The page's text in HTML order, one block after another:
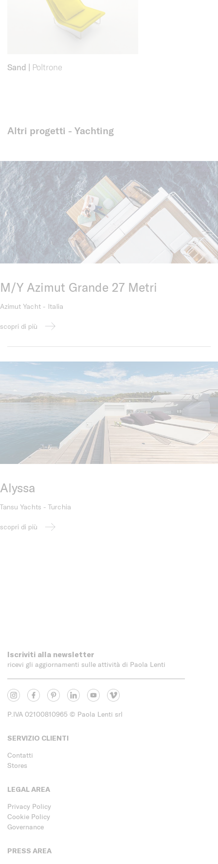
Sand | Poltrone
Altri progetti - Yachting
M/Y Azimut Grande 27 Metri
Azimut Yacht - Italia
scopri di più
Alyssa
Tansu Yachts - Turchia
scopri di più
Iscriviti alla newsletter
ricevi gli aggiornamenti sulle attività di Paola Lenti
P.IVA 02100810965 © Paola Lenti srl
SERVIZIO CLIENTI
Contatti
Stores
LEGAL AREA
Privacy Policy
Cookie Policy
Governance
PRESS AREA